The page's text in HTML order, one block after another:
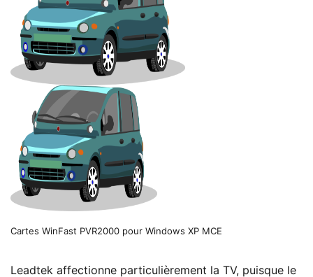
Cartes WinFast PVR2000 pour Windows XP MCE
Leadtek affectionne particulièrement la TV, puisque le